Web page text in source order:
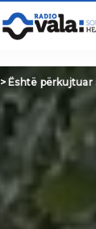
>Është përkujtuar sot Genc Zyba,